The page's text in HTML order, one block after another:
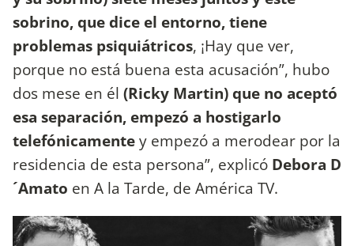
sobrino, que dice el entorno, tiene
problemas psiquiátricos, ¡Hay que ver,
porque no está buena esta acusación”, hubo
dos mese en él (Ricky Martin) que no aceptó
esa separación, empezó a hostigarlo
telefónicamentey empezó a merodear por la
residencia de esta persona”, explicó Debora D
´Amato en A la Tarde, de América TV.